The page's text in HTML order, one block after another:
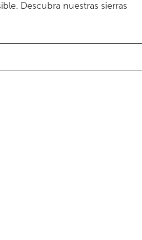
Descubra nuestras sierras